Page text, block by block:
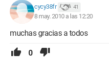
cycy38fr 41
8 may. 2010 a las 12:20
muchas gracias a todos
0